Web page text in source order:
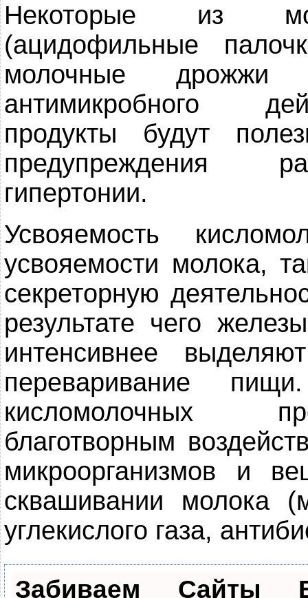
Некоторые из
(ацидофильные
молочные дрожжи
антимикробного
продукты будут
предупреждения
гипертонии.
Усвояемость
усвояемости молока,
секреторную
результате чего
интенсивнее
переваривание
кисломолочных
благотворным
микроорганизмов и
сквашивании молока
углекислого газа,
Забиваем